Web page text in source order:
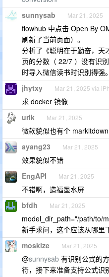
sunnysab Mar 21, 2025
flowhub 中点击 Open By
刷新了当前页面）。
分析了《聪明在于勤奋，天
页的分数（ 22/7 ）没有识
时导入微信读书时识别得强。
jhytxy Mar 21, 2025 via
求 docker 镜像
urlk Mar 21, 2025
微软貌似也有个
ayang23 Mar 21, 2025
效果貌似不错
EngAPI Mar 21, 2025
不错啊，造福墨水屏
bfdh Mar 21, 2025
model_dir_path="/path/to/
新手求问，这个应该从哪里
moskize Mar 21, 2025
@sunnysab 有识别公式的
符，接下来准备支持公式识